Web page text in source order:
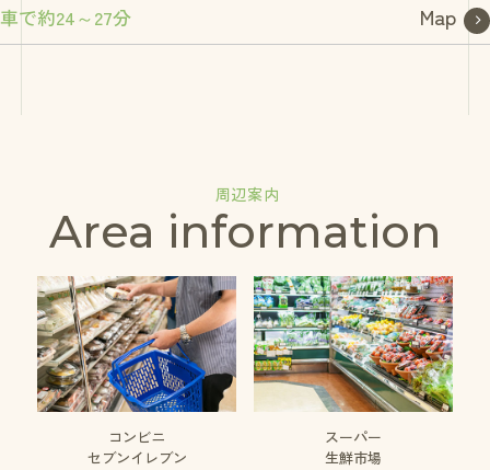
車で約24～27分
Map
周辺案内
Area information
コンビニ
セブンイレブン
スーパー
生鮮市場